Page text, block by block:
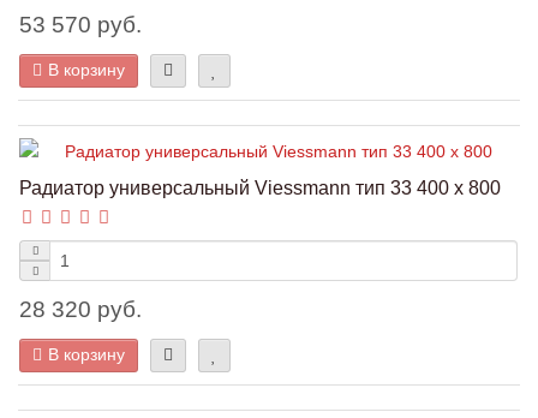
53 570 руб.
В корзину
Радиатор универсальный Viessmann тип 33 400 x 800
28 320 руб.
В корзину